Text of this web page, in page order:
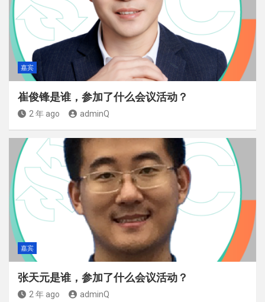
嘉宾
崔俊锋是谁，参加了什么会议活动？
2 年 ago adminQ
嘉宾
张天元是谁，参加了什么会议活动？
2 年 ago adminQ